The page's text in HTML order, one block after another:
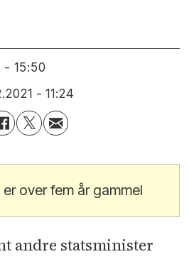
- 15:50
- 11:24
over fem år gammel
andre statsminister